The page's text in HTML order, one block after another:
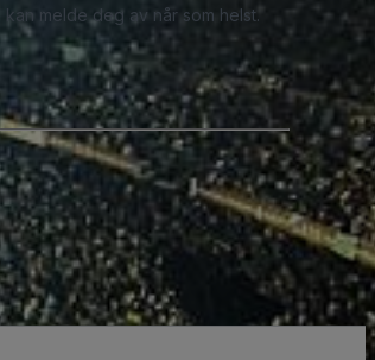
melde deg av når som helst.